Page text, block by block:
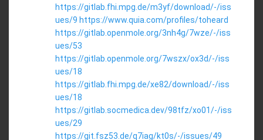
https://gitlab.fhi.mpg.de/m3yf/download/-/iss
ues/9 https://www.quia.com/profiles/toheard
https://gitlab.openmole.org/3nh4g/7wze/-/iss
ues/53
https://gitlab.openmole.org/7wszx/ox3d/-/iss
ues/18
https://gitlab.fhi.mpg.de/xe82/download/-/iss
ues/18
https://gitlab.socmedica.dev/98tfz/xo01/-/iss
ues/29
https://git.fsz53.de/q7iag/kt0s/-/issues/49